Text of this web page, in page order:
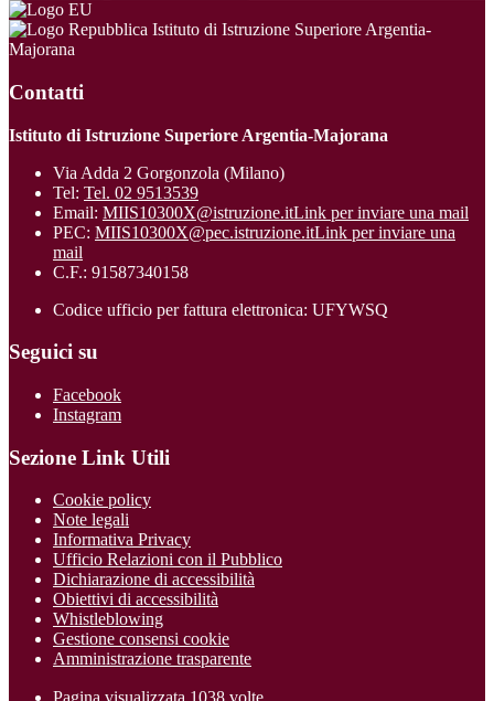
Istituto di Istruzione Superiore Argentia-
Majorana
Contatti
Istituto di Istruzione Superiore Argentia-Majorana
Via Adda 2 Gorgonzola (Milano)
Tel: Tel. 02 9513539
Email: MIIS10300X@istruzione.itLink per inviare una mail
PEC: MIIS10300X@pec.istruzione.itLink per inviare una
mail
C.F.: 91587340158
Codice ufficio per fattura elettronica: UFYWSQ
Seguici su
Facebook
Instagram
Sezione Link Utili
Cookie policy
Note legali
Informativa Privacy
Ufficio Relazioni con il Pubblico
Dichiarazione di accessibilità
Obiettivi di accessibilità
Whistleblowing
Gestione consensi cookie
Amministrazione trasparente